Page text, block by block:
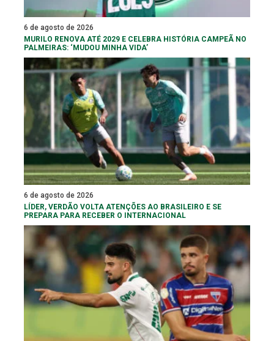
6 de agosto de 2026
MURILO RENOVA ATÉ 2029 E CELEBRA HISTÓRIA CAMPEÃ NO
PALMEIRAS: ‘MUDOU MINHA VIDA’
6 de agosto de 2026
LÍDER, VERDÃO VOLTA ATENÇÕES AO BRASILEIRO E SE
PREPARA PARA RECEBER O INTERNACIONAL